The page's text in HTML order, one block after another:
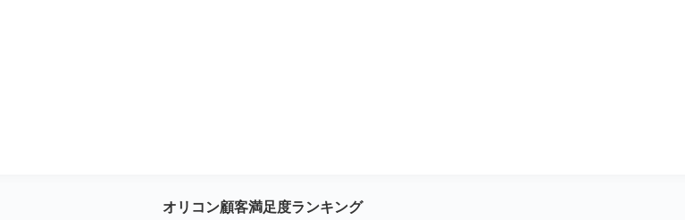
オリコン顧客満足度ランキング